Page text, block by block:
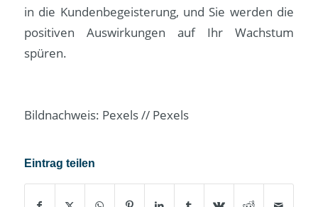
in die Kundenbegeisterung, und Sie werden die
positiven Auswirkungen auf Ihr Wachstum
spüren.
Bildnachweis: Pexels // Pexels
Eintrag teilen